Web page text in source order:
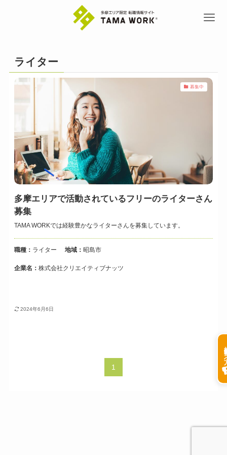
ライター
募集中
多摩エリアで活動されているフリーのライターさん
募集
TAMA WORKでは経験豊かなライターさんを募集しています。
職種： ライター 地域： 昭島市
企業名： 株式会社クリエイティブナッツ
2024年6月6日
1
掲